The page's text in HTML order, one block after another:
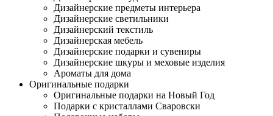
Дизайнерские предметы интерьера
Дизайнерские светильники
Дизайнерский текстиль
Дизайнерская мебель
Дизайнерские подарки и сувениры
Дизайнерские шкуры и меховые изделия
Ароматы для дома
Оригинальные подарки
Оригинальные подарки на Новый Год
Подарки с кристаллами Сваровски